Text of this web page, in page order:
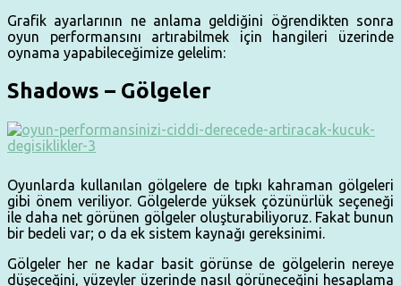
Grafik ayarlarının ne anlama geldiğini öğrendikten sonra
oyun performansını artırabilmek için hangileri üzerinde
oynama yapabileceğimize gelelim:
Shadows – Gölgeler
Oyunlarda kullanılan gölgelere de tıpkı kahraman gölgeleri
gibi önem veriliyor. Gölgelerde yüksek çözünürlük seçeneği
ile daha net görünen gölgeler oluşturabiliyoruz. Fakat bunun
bir bedeli var; o da ek sistem kaynağı gereksinimi.
Gölgeler her ne kadar basit görünse de gölgelerin nereye
düşeceğini, yüzeyler üzerinde nasıl görüneceğini hesaplama